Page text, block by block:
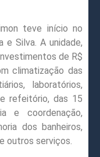
teve início no
e Silva. A unidade,
de R$
climatização das
laboratórios,
refeitório, das 15
e coordenação,
dos banheiros,
outros serviços.